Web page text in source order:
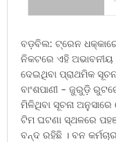
ବଡ଼ବିଲ: ଟ୍ରେନ ଧକ୍କାରେ
ନିକଟରେ ଏହି ଅଭାବନୀୟ
ଦେଇଥିବା ପ୍ରାଥମିକ
ବାଂଶପାଣୀ – ଜୁରୁଡ଼ି
ମିଳିଥିବା ସୂଚନା
ଟିମ ଘଟଣା ସ୍ଥଳରେ
ବନ୍ଦ ରହିଛି । ବନ